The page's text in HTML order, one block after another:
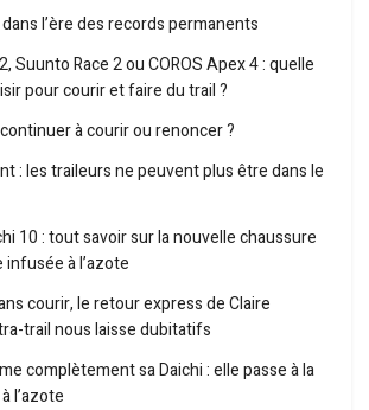
l’ère des records permanents
Suunto Race 2 ou COROS Apex 4 : quelle
pour courir et faire du trail ?
à courir ou renoncer ?
: les traileurs ne peuvent plus être dans le
10 : tout savoir sur la nouvelle chaussure
à l’azote
courir, le retour express de Claire
trail nous laisse dubitatifs
complètement sa Daichi : elle passe à la
l’azote